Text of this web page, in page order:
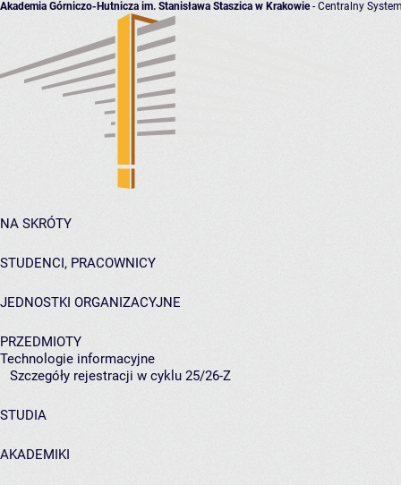
Akademia Górniczo-Hutnicza im. Stanisława Staszica w Krakowie- Centralny
NA SKRÓTY
STUDENCI, PRACOWNICY
JEDNOSTKI ORGANIZACYJNE
PRZEDMIOTY
Technologie informacyjne
Szczegóły rejestracji w cyklu 25/26-Z
STUDIA
AKADEMIKI